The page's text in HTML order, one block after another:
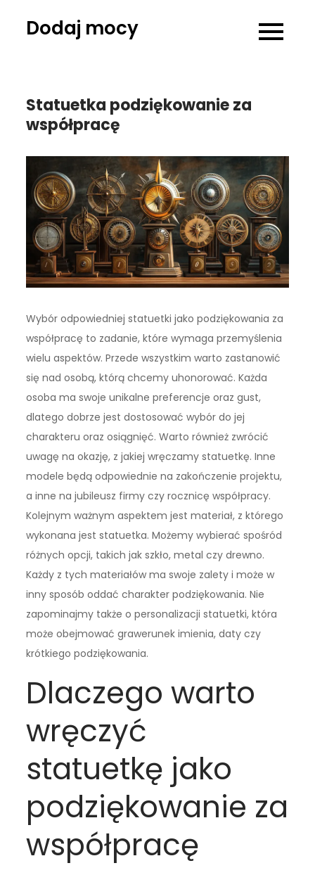
Dodaj mocy
Statuetka podziękowanie za
współpracę
Wybór odpowiedniej statuetki jako podziękowania za
współpracę to zadanie, które wymaga przemyślenia
wielu aspektów. Przede wszystkim warto zastanowić
się nad osobą, którą chcemy uhonorować. Każda
osoba ma swoje unikalne preferencje oraz gust,
dlatego dobrze jest dostosować wybór do jej
charakteru oraz osiągnięć. Warto również zwrócić
uwagę na okazję, z jakiej wręczamy statuetkę. Inne
modele będą odpowiednie na zakończenie projektu,
a inne na jubileusz firmy czy rocznicę współpracy.
Kolejnym ważnym aspektem jest materiał, z którego
wykonana jest statuetka. Możemy wybierać spośród
różnych opcji, takich jak szkło, metal czy drewno.
Każdy z tych materiałów ma swoje zalety i może w
inny sposób oddać charakter podziękowania. Nie
zapominajmy także o personalizacji statuetki, która
może obejmować grawerunek imienia, daty czy
krótkiego podziękowania.
Dlaczego warto
wręczyć
statuetkę jako
podziękowanie za
współpracę